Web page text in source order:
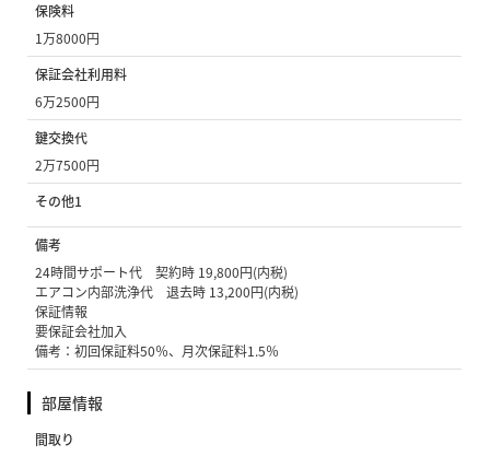
保険料
1万8000円
保証会社利用料
6万2500円
鍵交換代
2万7500円
その他1
備考
24時間サポート代 契約時 19,800円(内税)
エアコン内部洗浄代 退去時 13,200円(内税)
保証情報
要保証会社加入
備考：初回保証料50％、月次保証料1.5％
部屋情報
間取り